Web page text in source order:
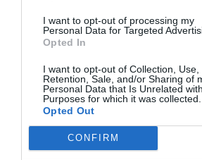
I want to opt-out of processing my
Personal Data for Targeted
Opted In
I want to opt-out of Collection, Use,
Retention, Sale, and/or Sharing of
Personal Data that Is Unrelated
Purposes for which it was collected.
Opted Out
CONFIRM
ΔΗΜΟΦΙΛΕΣΤΕΡΑ ΗΜΕΡΑΣ
1 Επιπέδου Γυμνασίου:
ότι δεν έμαθες σωστά την ελληνική